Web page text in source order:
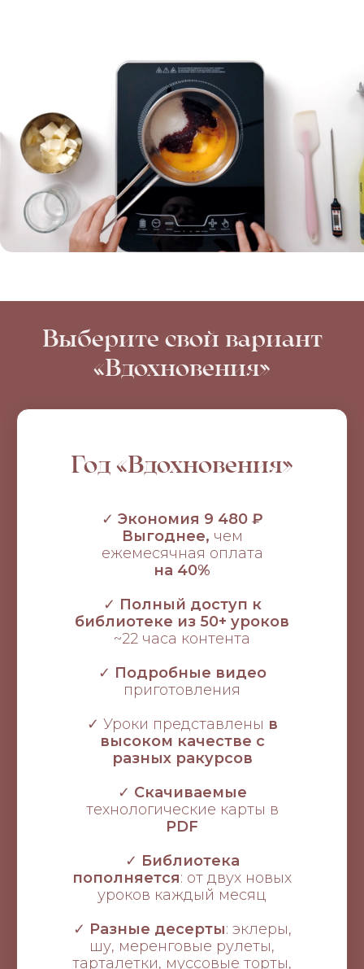
Выберите свой вариант
«Вдохновения»
Год «Вдохновения»
✓ Экономия 9 480 ₽
Выгоднее, чем
ежемесячная оплата
на 40%
✓ Полный доступ к
библиотеке из 50+ уроков
~22 часа контента
✓ Подробные видео
приготовления
✓ Уроки представлены в
высоком качестве с
разных ракурсов
✓ Скачиваемые
технологические карты в
PDF
✓ Библиотека
пополняется: от двух новых
уроков каждый месяц
✓ Разные десерты: эклеры,
шу, меренговые рулеты,
тарталетки, муссовые торты,